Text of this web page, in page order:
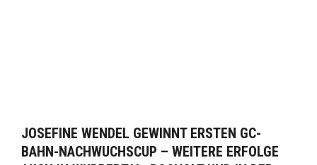
JOSEFINE WENDEL GEWINNT ERSTEN GC-
BAHN-NACHWUCHSCUP – WEITERE ERFOLGE